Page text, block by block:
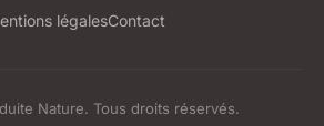
légalesContact
Nature. Tous droits réservés.